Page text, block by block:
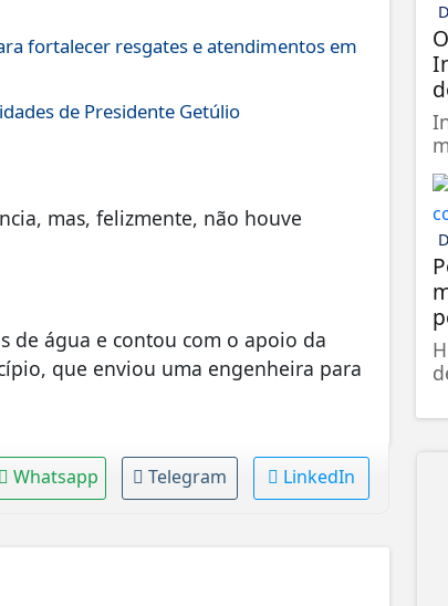
fortalecer resgates e atendimentos em
de Presidente Getúlio
mas, felizmente, não houve
de água e contou com o apoio da
que enviou uma engenheira para
Whatsapp Telegram LinkedIn